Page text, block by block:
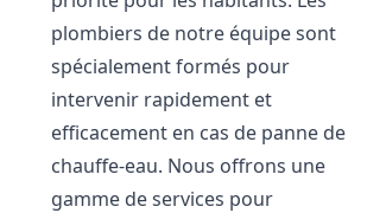
plombiers de notre équipe sont
spécialement formés pour
intervenir rapidement et
efficacement en cas de panne de
chauffe-eau. Nous offrons une
gamme de services pour